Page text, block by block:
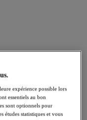
expérience possible lors
essentiels au bon
sont optionnels pour
études statistiques et vous